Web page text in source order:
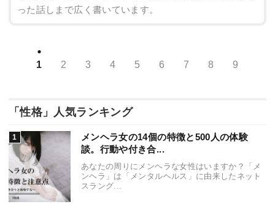
った話しまで広く書いています。
1 2 3 4 5 6 7 8 9
「性格」人気ランキング
メンヘラ女の14個の特徴と500人の体験
談。行動や付き合...
あなたの周りにメンヘラな女性はいますか？「メ
ンヘラ」は「メンタルヘルス」に由来したネット
スラング...